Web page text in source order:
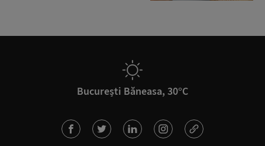
București Băneasa, 30°C